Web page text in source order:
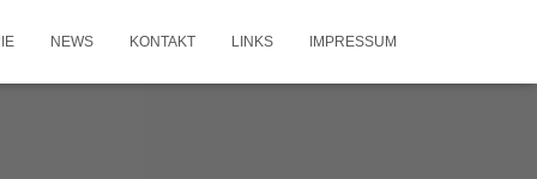
NEWS KONTAKT LINKS IMPRESSUM